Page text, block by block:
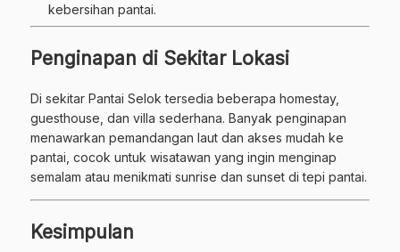
kebersihan pantai.
Penginapan di Sekitar Lokasi
Di sekitar Pantai Selok tersedia beberapa homestay,
guesthouse, dan villa sederhana. Banyak penginapan
menawarkan pemandangan laut dan akses mudah ke
pantai, cocok untuk wisatawan yang ingin menginap
semalam atau menikmati sunrise dan sunset di tepi pantai.
Kesimpulan